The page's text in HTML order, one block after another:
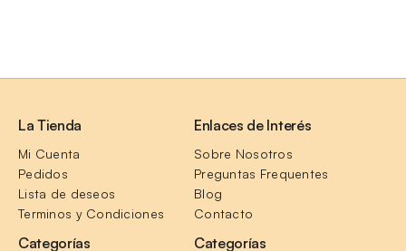
La Tienda
Mi Cuenta
Pedidos
Lista de deseos
Terminos y Condiciones
Enlaces de Interés
Sobre Nosotros
Preguntas Frequentes
Blog
Contacto
Categorías Categorías